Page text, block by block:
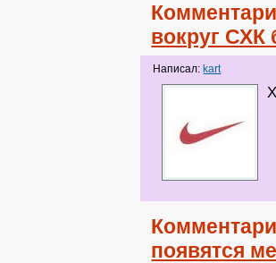
вокруг СХК
Написал: kart
появятся